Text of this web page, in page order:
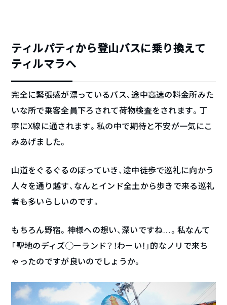
ティルパティから登山バスに乗り換えて
ティルマラへ
完全に緊張感が漂っているバス、途中高速の料金所みた
いな所で乗客全員下ろされて荷物検査をされます。丁
寧にX線に通されます。私の中で期待と不安が一気にこ
みあげました。
山道をぐるぐるのぼっていき、途中徒歩で巡礼に向かう
人々を通り越す、なんとインド全土から歩きで来る巡礼
者も多いらしいのです。
もちろん野宿。神様への想い、深いですね…。私なんて
「聖地のディズ◯ーランド？！わーい！」的なノリで来ち
ゃったのですが良いのでしょうか。